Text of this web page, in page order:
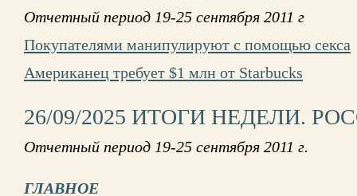
Отчетный период 19-25 сентября 2011 г
Покупателями манипулируют с помощью секса
Американец требует $1 млн от Starbucks
26/09/2025 ИТОГИ НЕДЕЛИ.
Отчетный период 19-25 сентября 2011 г.
ГЛАВНОЕ